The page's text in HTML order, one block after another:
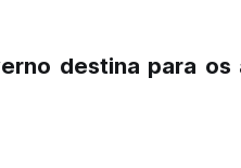
destina para os